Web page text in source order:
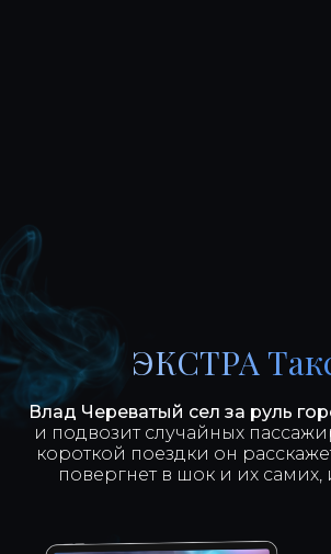
ЭКСТРА
Влад Череватый сел за руль
и подвозит случайных
короткой поездки он
повергнет в шок и их самих,